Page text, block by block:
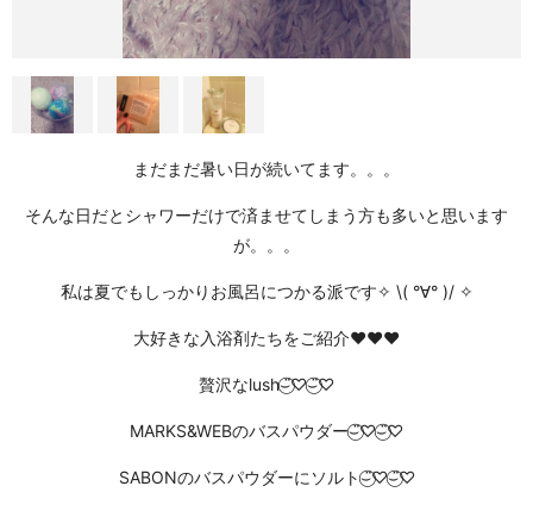
まだまだ暑い日が続いてます。。。
そんな日だとシャワーだけで済ませてしまう方も多いと思います
が。。。
私は夏でもしっかりお風呂につかる派です✧ \( °∀° )/ ✧
大好きな入浴剤たちをご紹介❤❤❤
贅沢なlush⌣̈⃝♡⌣̈⃝♡
MARKS&WEBのバスパウダー⌣̈⃝♡⌣̈⃝♡
SABONのバスパウダーにソルト⌣̈⃝♡⌣̈⃝♡